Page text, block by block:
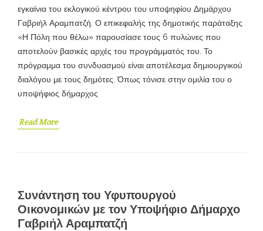
εγκαίνια του εκλογικού κέντρου του υποψηφίου Δημάρχου
Γαβριήλ Αραμπατζή. Ο επικεφαλής της δημοτικής παράταξης
«Η Πόλη που θέλω» παρουσίασε τους 6 πυλώνες που
αποτελούν βασικές αρχές του προγράμματός του. Το
πρόγραμμα του συνδυασμού είναι αποτέλεσμα δημιουργικού
διαλόγου με τους δημότες. Όπως τόνισε στην ομιλία του ο
υποψήφιος δήμαρχος
Read More
Συνάντηση του Υφυπουργού
Οικονομικών με τον Υποψήφιο Δήμαρχο
Γαβριήλ Αραμπατζή